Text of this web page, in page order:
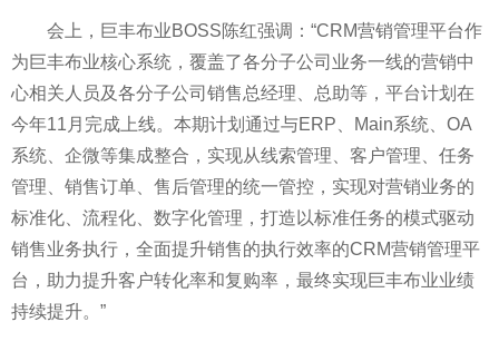
会上，巨丰布业BOSS陈红强调：“CRM营销管理平台作
为巨丰布业核心系统，覆盖了各分子公司业务一线的营销中
心相关人员及各分子公司销售总经理、总助等， 平台计划在
今年11月完成上线。本期计划通过与ERP、Main系统、OA
系统、企微等集成整合，实现从线索管理、客户管理、任务
管理、销售订单、售后管理的统一管控，实现对营销业务的
标准化、流程化、数字化管理，打造以标准任务的模式驱动
销售业务执行，全面提升销售的执行效率的CRM营销管理平
台，助力提升客户转化率和复购率，最终实现巨丰布业业绩
持续提升。”